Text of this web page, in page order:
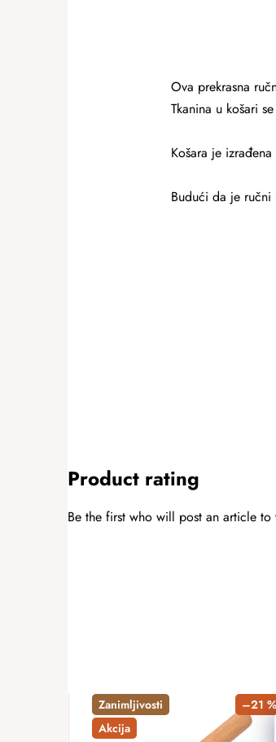
Ova prekrasna
Tkanina u košari
Košara je
Budući da je ručni
Product rating
Be the first who will post an article to
Zanimljivosti
Akcija
–21 %